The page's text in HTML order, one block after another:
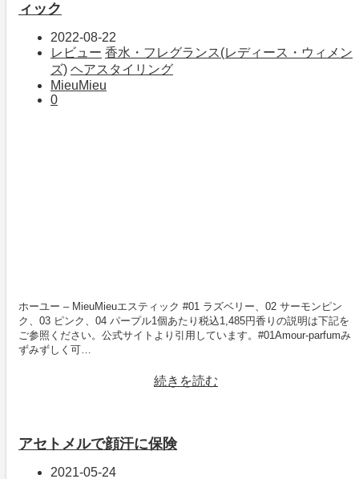
ィック
2022-08-22
レビュー 香水・フレグランス(レディース・ウィメン
ズ) ヘアスタイリング
MieuMieu
0
ホーユー – MieuMieuエスティック #01 ラズベリー、02 サーモンピン
ク、03 ピンク、04 パープル1個あたり税込1,485円香りの説明は下記を
ご参照ください。公式サイトより引用しています。#01Amour-parfumみ
ずみずしく可…
続きを読む
アセトメルで顔汗に保険
2021-05-24